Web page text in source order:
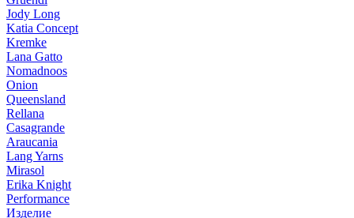
Jody Long
Katia Concept
Kremke
Lana Gatto
Nomadnoos
Onion
Queensland
Rellana
Casagrande
Araucania
Lang Yarns
Mirasol
Erika Knight
Performance
Изделие